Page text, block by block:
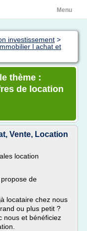
Menu
investissement >
l achat et
thème :
de location
Vente, Location
location
de
locataire chez nous
ou plus petit ?
nous et bénéficiez